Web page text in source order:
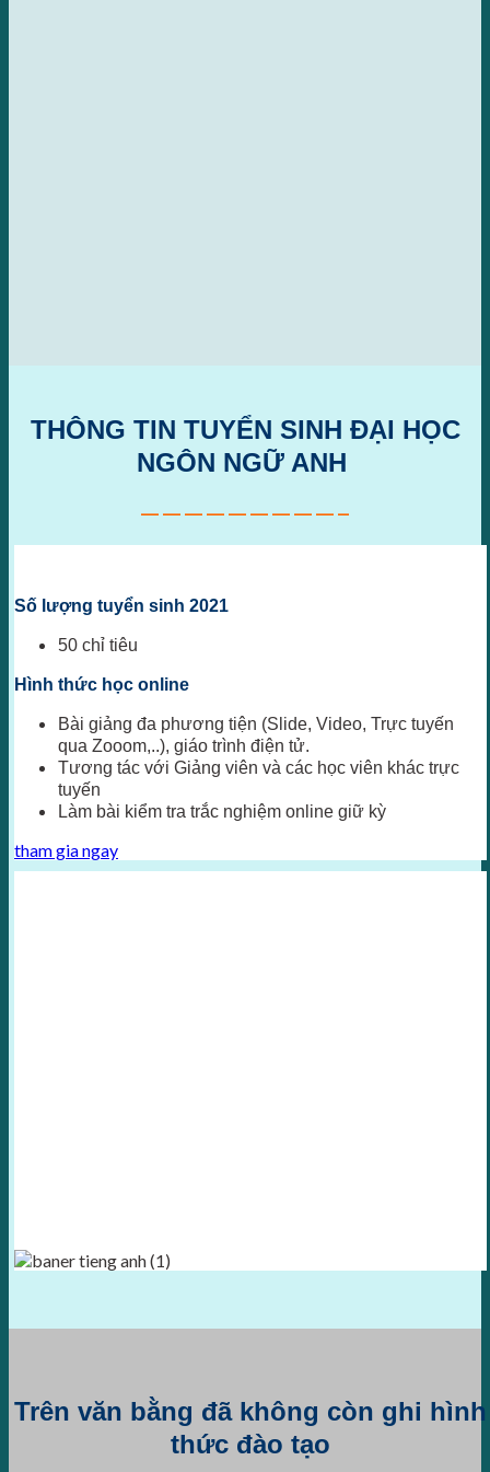
THÔNG TIN TUYỂN SINH ĐẠI HỌC
NGÔN NGỮ ANH
—————————–
Số lượng tuyển sinh 2021
50 chỉ tiêu
Hình thức học online
Bài giảng đa phương tiện (Slide, Video, Trực tuyến
qua Zooom,..), giáo trình điện tử.
Tương tác với Giảng viên và các học viên khác trực
tuyến
Làm bài kiểm tra trắc nghiệm online giữ kỳ
tham gia ngay
Trên văn bằng đã không còn ghi hình
thức đào tạo